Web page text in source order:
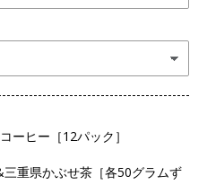
ーヒー［12パック］
重県かぶせ茶［各50グラムず